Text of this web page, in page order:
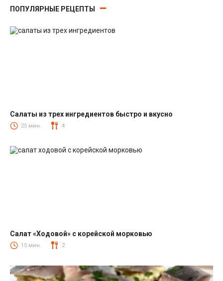
ПОПУЛЯРНЫЕ РЕЦЕПТЫ
Салаты
Салаты из трех ингредиентов быстро и вкусно
25 мин. 4
Салаты с корейской морковкой
Салат «Ходовой» с корейской морковью
15 мин. 2